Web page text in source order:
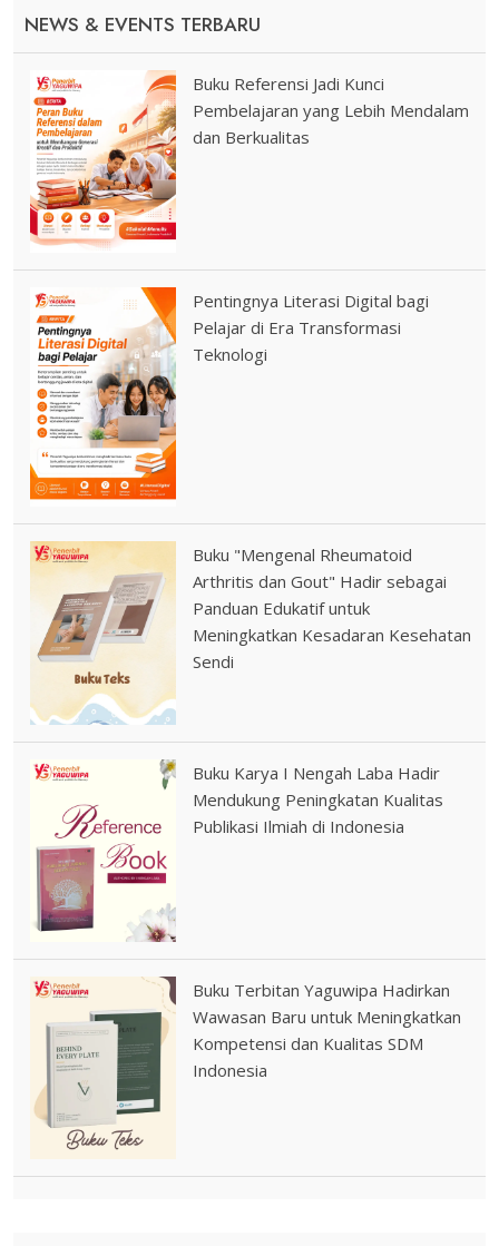
NEWS & EVENTS TERBARU
Buku Referensi Jadi Kunci
Pembelajaran yang Lebih Mendalam
dan Berkualitas
Pentingnya Literasi Digital bagi
Pelajar di Era Transformasi
Teknologi
Buku "Mengenal Rheumatoid
Arthritis dan Gout" Hadir sebagai
Panduan Edukatif untuk
Meningkatkan Kesadaran Kesehatan
Sendi
Buku Karya I Nengah Laba Hadir
Mendukung Peningkatan Kualitas
Publikasi Ilmiah di Indonesia
Buku Terbitan Yaguwipa Hadirkan
Wawasan Baru untuk Meningkatkan
Kompetensi dan Kualitas SDM
Indonesia